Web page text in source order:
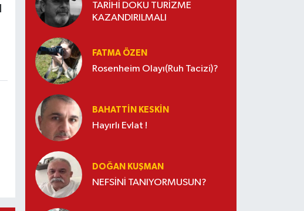
TARİHİ DOKU TURİZME
KAZANDIRILMALI
FATMA ÖZEN
Rosenheim Olayı(Ruh Tacizi)?
BAHATTIN KESKİN
Hayırlı Evlat !
DOĞAN KUŞMAN
NEFSİNİ TANIYORMUSUN?